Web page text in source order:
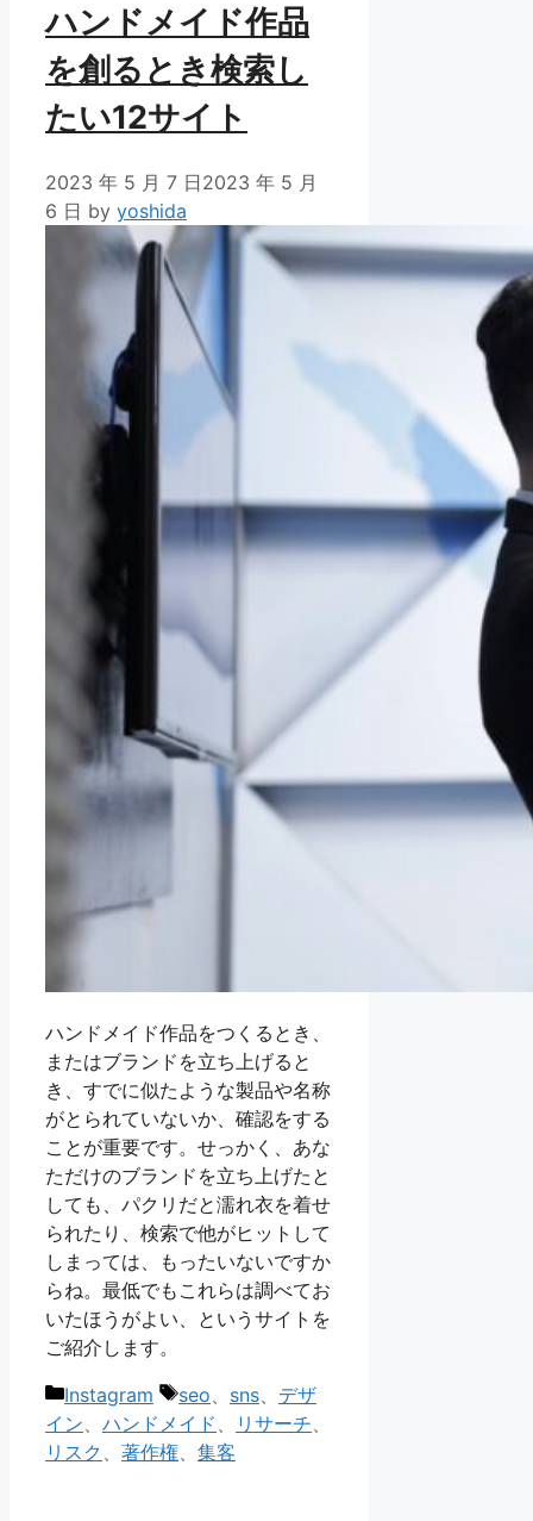
ハンドメイド作品
を創るとき検索し
たい12サイト
2023 年 5 月 7 日2023 年 5 月
6 日 by yoshida
ハンドメイド作品をつくるとき、
またはブランドを立ち上げると
き、すでに似たような製品や名称
がとられていないか、確認をする
ことが重要です。せっかく、あな
ただけのブランドを立ち上げたと
しても、パクリだと濡れ衣を着せ
られたり、検索で他がヒットして
しまっては、もったいないですか
らね。最低でもこれらは調べてお
いたほうがよい、というサイトを
ご紹介します。
カ
テ
ゴ
Instagram
タ
グ
seo、 sns、 デザ
イン、 ハンドメイド 、 リサーチ、
リスク 、 著作権、 集客